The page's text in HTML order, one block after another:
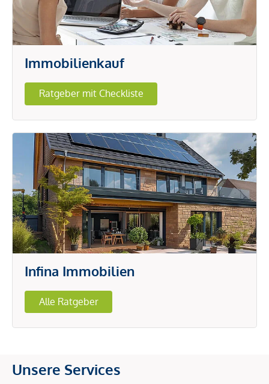
Immobilienkauf
Ratgeber mit Checkliste
Infina Immobilien
Alle Ratgeber
Unsere Services